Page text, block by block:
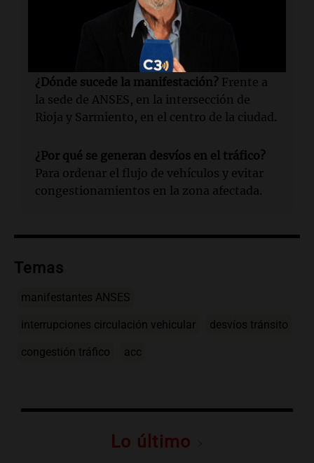
aconseja a los automovilistas evitar la zona
afectada hasta que finalice la
¿Dónde sucede la manifestación? Frente a
la sede de ANSES, en la intersección de
Rioja y Sarmiento, en el centro de la ciudad.
¿Por qué se generan desvíos en el tráfico?
Para ordenar el flujo de vehículos y evitar
congestionamientos en la zona afectada.
Temas
manifestantes ANSES
interrupciones circulación vehicular desvíos tránsito
congestión tráfico acc
Lo último